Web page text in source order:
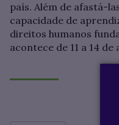
país. Além de afastá-
capacidade de
direitos humanos
acontece de 11 a 14 de